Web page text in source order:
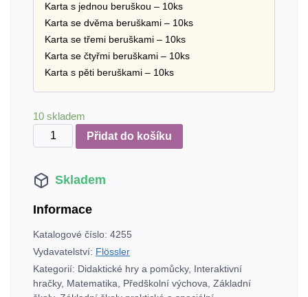
Karta s jednou beruškou – 10ks
Karta se dvěma beruškami – 10ks
Karta se třemi beruškami – 10ks
Karta se čtyřmi beruškami – 10ks
Karta s pěti beruškami – 10ks
10 skladem
PĚT
BERUŠEK
Matematická
hra
–
určeno
pro
MŠ,
Přidat do košíku
Skladem
Informace
Katalogové číslo: 4255
Vydavatelství: Flössler
Kategorií: Didaktické hry a pomůcky, Interaktivní
hračky, Matematika, Předškolní výchova, Základní